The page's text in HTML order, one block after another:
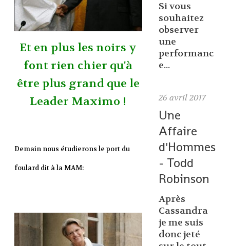
Et en plus les noirs y
font rien chier qu'à
être plus grand que le
Leader Maximo !
Demain nous étudierons le port du
foulard dit à la MAM:
Si vous
souhaitez
observer
une
performanc
e...
26 avril 2017
Une
Affaire
d'Hommes
- Todd
Robinson
Après
Cassandra
je me suis
donc jeté